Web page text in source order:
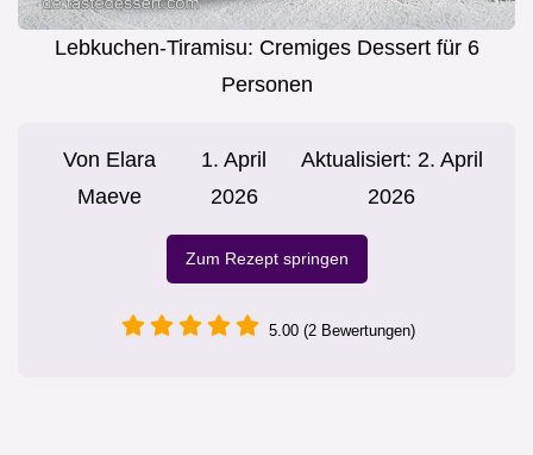
Lebkuchen-Tiramisu: Cremiges Dessert für 6
Personen
Von Elara
Maeve
1. April
2026
Aktualisiert: 2. April
2026
Zum Rezept springen
5.00 (2 Bewertungen)